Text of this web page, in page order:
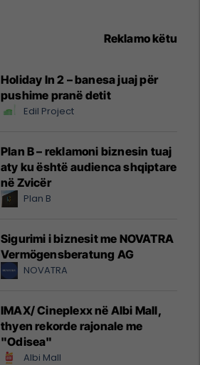
Reklamo këtu
Holiday In 2 – banesa juaj për
pushime pranë detit
Edil Project
Plan B – reklamoni biznesin tuaj
aty ku është audienca shqiptare
në Zvicër
Plan B
Sigurimi i biznesit me NOVATRA
Vermögensberatung AG
NOVATRA
IMAX/ Cineplexx në Albi Mall,
thyen rekorde rajonale me
"Odisea"
Albi Mall